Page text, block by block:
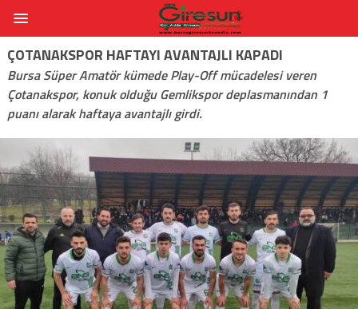
ÇOTANAKSPOR HAFTAYI AVANTAJLI KAPADI
Bursa Süper Amatör kümede Play-Off mücadelesi veren
Çotanakspor, konuk olduğu Gemlikspor deplasmanından 1
puanı alarak haftaya avantajlı girdi.